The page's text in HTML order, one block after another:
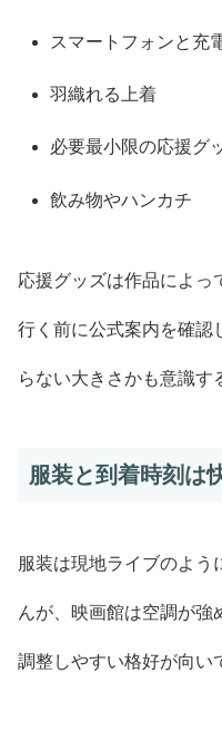
スマートフォンと充
羽織れる上着
必要最小限の応援グ
飲み物やハンカチ
応援グッズは作品によっ
行く前に公式案内を確認
らない大きさかも意識す
服装と到着時刻は
服装は現地ライブのよう
んが、映画館は空調が強
調整しやすい格好が向い